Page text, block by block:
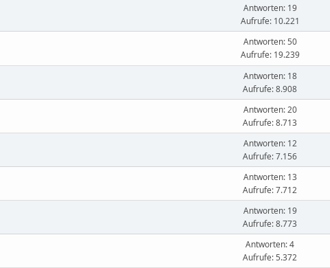
Antworten: 19
Aufrufe: 10.221
Antworten: 50
Aufrufe: 19.239
Antworten: 18
Aufrufe: 8.908
Antworten: 20
Aufrufe: 8.713
Antworten: 12
Aufrufe: 7.156
Antworten: 13
Aufrufe: 7.712
Antworten: 19
Aufrufe: 8.773
Antworten: 4
Aufrufe: 5.372